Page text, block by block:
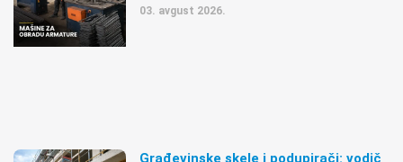
03. avgust 2026.
Građevinske skele i podupirači: vodič